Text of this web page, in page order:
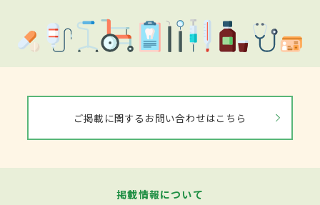
ご掲載に関するお問い合わせはこちら
掲載情報について